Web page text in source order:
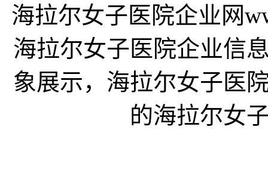
海拉尔女子医院企业网
海拉尔女子医院企业信
象展示，海拉尔女子医
的海拉尔女